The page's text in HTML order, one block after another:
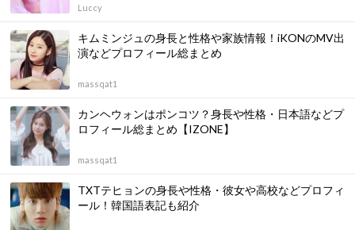
Luccy
キムミンジュの身長と性格や家族情報！iKONのMV出
演などプロフィール総まとめ
massqat1
カンヘウォンはポンコツ？身長や性格・日本語などプ
ロフィール総まとめ【IZONE】
massqat1
TXTテヒョンの身長や性格・彼女や高校などプロフィ
ール！韓国語表記も紹介